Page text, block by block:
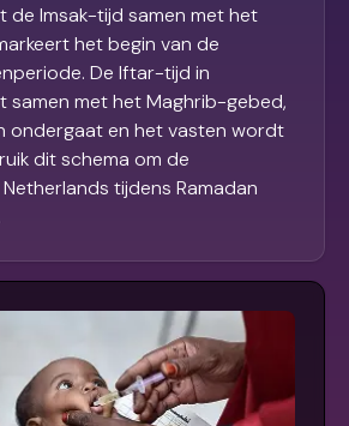
de Imsak-tijd samen met het
het begin van de
De Iftar-tijd in
samen met het Maghrib-gebed,
ondergaat en het vasten wordt
dit schema om de
tijdens Ramadan